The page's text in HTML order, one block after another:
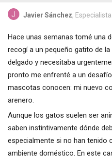
Javier Sánchez,
Hace unas semanas tomé una
recogí a un pequeño gatito de
delgado y necesitaba
pronto me enfrenté a un
mascotas conocen: mi nuevo
arenero.
Aunque los gatos suelen ser
saben instintivamente dónde
especialmente si no han tenido
ambiente doméstico. En este